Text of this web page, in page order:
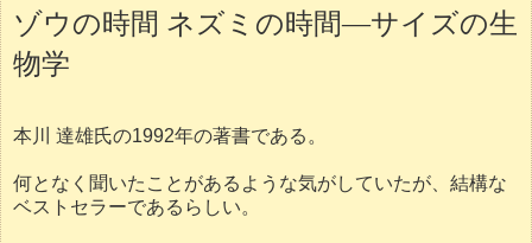
ゾウの時間 ネズミの時間―サイズの生
物学
本川 達雄氏の1992年の著書である。
何となく聞いたことがあるような気がしていたが、結構な
ベストセラーであるらしい。